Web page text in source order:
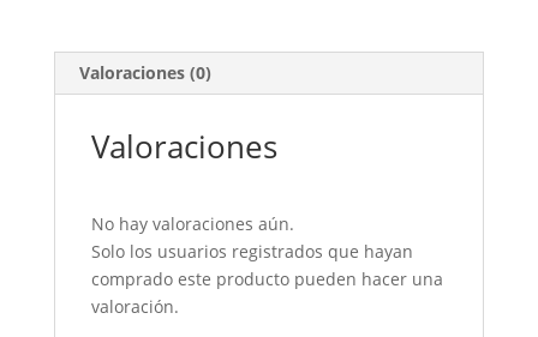
Valoraciones (0)
Valoraciones
No hay valoraciones aún.
Solo los usuarios registrados que hayan
comprado este producto pueden hacer una
valoración.